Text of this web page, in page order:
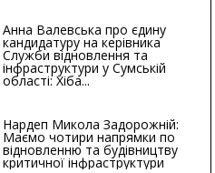
Анна Валевська про єдину
кандидатуру на керівника
Служби відновлення та
інфраструктури у Сумській
області: Хіба...
Нардеп Микола Задорожній:
Маємо чотири напрямки по
відновленню та будівництву
критичної інфраструктури